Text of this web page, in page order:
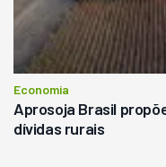
Economia
Aprosoja Brasil
dívidas rurais